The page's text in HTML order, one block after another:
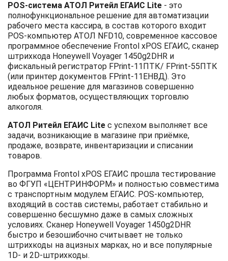
POS-система АТОЛ Ритейл ЕГАИС Lite - это
полнофункциональное решение для автоматизации
рабочего места кассира, в состав которого входит
POS-компьютер АТОЛ NFD10, современное кассовое
программное обеспечение Frontol xPOS ЕГАИС, сканер
штрихкода Honeywell Voyager 1450g2DHR и
фискальный регистратор FPrint-11ПТК/ FPrint-55ПТК
(или принтер документов FPrint-11ЕНВД). Это
идеальное решение для магазинов совершенно
любых форматов, осуществляющих торговлю
алкоголя.
АТОЛ Ритейл ЕГАИС Lite с успехом выполняет все
задачи, возникающие в магазине при приёмке,
продаже, возврате, инвентаризации и списании
товаров.
Программа Frontol xPOS ЕГАИС прошла тестирование
во ФГУП «ЦЕНТРИНФОРМ» и полностью совместима
с транспортным модулем ЕГАИС. POS-компьютер,
входящий в состав системы, работает стабильно и
совершенно бесшумно даже в самых сложных
условиях. Сканер Honeywell Voyager 1450g2DHR
быстро и безошибочно считывает не только
штрихкоды на ацизных марках, но и все популярные
1D- и 2D-штрихкоды.